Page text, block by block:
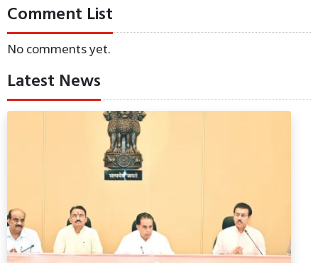
Comment List
No comments yet.
Latest News